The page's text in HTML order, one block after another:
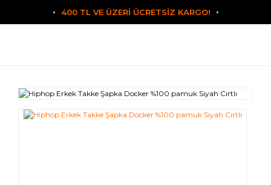
400 TL VE ÜZERİ ÜCRETSİZ KARGO!